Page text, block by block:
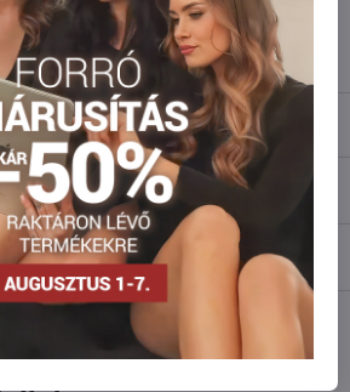
Reddit LinkedIn
mail